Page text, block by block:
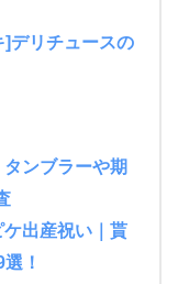
]デリチュースの
タンブラーや期
ケ出産祝い｜貰
！